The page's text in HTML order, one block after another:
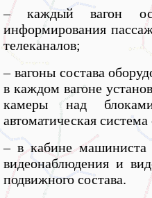
– каждый вагон
информирования
телеканалов;
– вагоны состава
в каждом вагоне
камеры над
автоматическая
– в кабине машиниста
видеонаблюдения и
подвижного состава.